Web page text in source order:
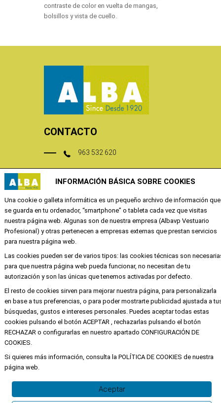
contraste de color en vuelta de mangas,
bolsillos y vista de cuello.
CONTACTO
963 532 620
46001 Valencia
EMPRESA
Mi cuenta
Aviso legal
Política de privacidad y cookies
Condiciones de compra
reservados
INFORMACIÓN BÁSICA SOBRE COOKIES
Una cookie o galleta informática es un pequeño archivo de información que
se guarda en tu ordenador, “smartphone” o tableta cada vez que visitas
nuestra página web. Algunas son de nuestra empresa (Albavp Vestuario
Profesional) y otras pertenecen a empresas externas que prestan servicios
para nuestra página web.
Las cookies pueden ser de varios tipos: las cookies técnicas son
para que nuestra página web pueda funcionar, no necesitan de tu
autorización y son las únicas que tenemos activadas por defecto.
El resto de cookies sirven para mejorar nuestra página, para personalizarla
en base a tus preferencias, o para poder mostrarte publicidad ajustada a
búsquedas, gustos e intereses personales. Puedes aceptar todas estas
cookies pulsando el botón ACEPTAR , rechazarlas pulsando el botón
RECHAZAR o configurarlas en nuestro apartado CONFIGURACIÓN DE
COOKIES.
Si quieres más información, consulta la POLÍTICA DE COOKIES de nuestra
página web.
Aceptar